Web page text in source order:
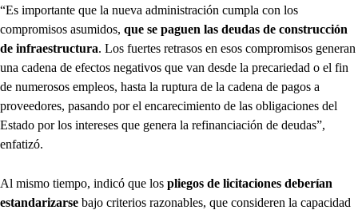
“Es importante que la nueva administración cumpla con los
compromisos asumidos, que se paguen las deudas de construcción
de infraestructura. Los fuertes retrasos en esos compromisos generan
una cadena de efectos negativos que van desde la precariedad o el fin
de numerosos empleos, hasta la ruptura de la cadena de pagos a
proveedores, pasando por el encarecimiento de las obligaciones del
Estado por los intereses que genera la refinanciación de deudas”,
enfatizó.
Al mismo tiempo, indicó que los pliegos de licitaciones deberían
estandarizarse bajo criterios razonables, que consideren la capacidad